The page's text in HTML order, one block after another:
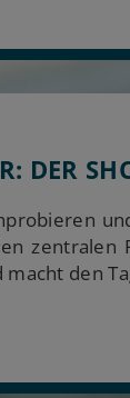
DER
den